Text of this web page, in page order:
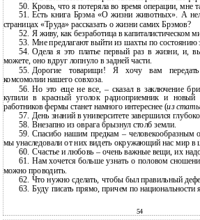
50. Кровь, что я потеряла во время операции, мне
51. Есть книга Брэма «О жизни животных». А
страницах «Труда» рассказать о жизни самих Брэмов?
52. Я живу, как безработица в капиталистическом
53. Мне предлагают выйти из шахты по состоянию
54. Одела я это платье первый раз в жизни, и, вы
можете, оно вдруг лопнуло в задней части.
55. Дорогие товарищи! Я хочу вам
комсомолии нашего совхоза.
56. Но это еще не все, – сказал в заключение
купили в красный уголок радиоприемник и новый
работников фермы станет намного интереснее (из
57. День знаний в университете завершился
58. Внезапно из оврага брызнул столб земли.
59. Спасибо нашим предкам – человекообразным
мы унаследовали от них видеть окружающий нас мир в
60. Счастье и любовь – очень важные вещи, их
61. Нам хочется больше узнать о половом
можно проводить.
62. Что нужно сделать, чтобы был правильный
63. Буду писать прямо, причем по национальности
54